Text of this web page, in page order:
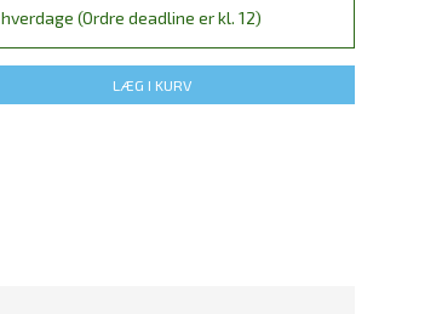
(Ordre deadline er kl. 12)
LÆG I KURV